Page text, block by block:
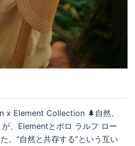
x Element Collection 🌲自然、
、Elementとポロ ラルフ ロー
。“自然と共存する”という互い